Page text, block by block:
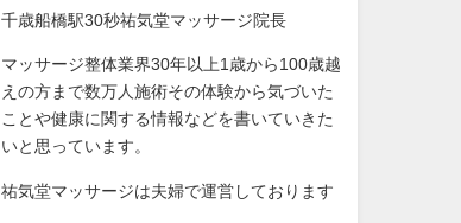
千歳船橋駅30秒祐気堂マッサージ院長
マッサージ整体業界30年以上1歳から100歳越
えの方まで数万人施術その体験から気づいた
ことや健康に関する情報などを書いていきた
いと思っています。
祐気堂マッサージは夫婦で運営しております